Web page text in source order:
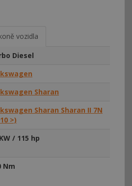
vozidla
Diesel
Sharan
Sharan Sharan II 7N
>)
/ 115 hp
Nm